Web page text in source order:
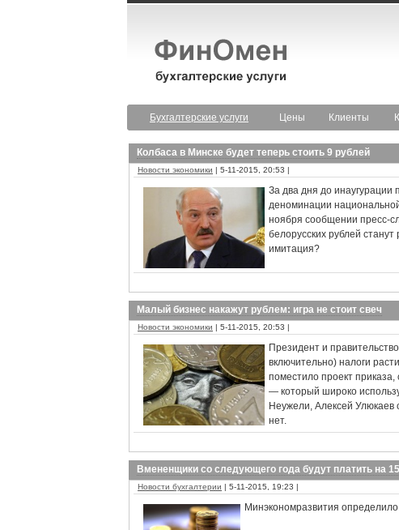
Бухгалтерские услуги
Цены Клиенты
Колбаса в Минске будет теперь стоить 9 рублей
Новости экономики | 5-11-2015, 20:53 |
За два дня до инаугурации
деноминации
ноября сообщении пресс-
белорусских рублей
имитация?
Малый бизнес накажут рублем: игра не стоит свеч
Новости экономики | 5-11-2015, 20:53 |
Президент и
включительно) налоги
поместило проект
— который широко
Неужели, Алексей
нет.
Вмененщики со следующего года будут платить на
Новости бухгалтерии | 5-11-2015, 19:23 |
Минэкономразвития